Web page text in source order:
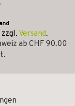
Versand.
ab CHF 90.00